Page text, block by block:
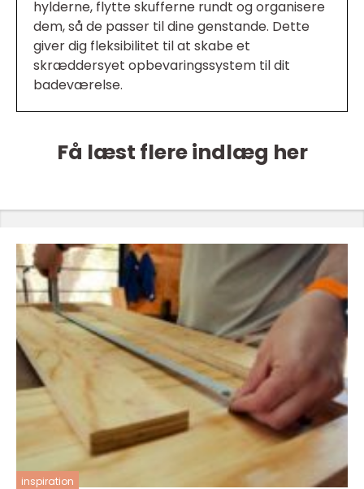
hylderne, flytte skufferne rundt og organisere
dem, så de passer til dine genstande. Dette
giver dig fleksibilitet til at skabe et
skræddersyet opbevaringssystem til dit
badeværelse.
Få læst flere indlæg her
inspiration